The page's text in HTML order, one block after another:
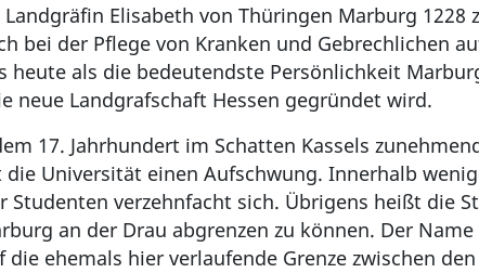
Elisabeth von Thüringen Marburg 1228
bei der Pflege von Kranken und Gebrechlichen
heute als die bedeutendste Persönlichkeit
neue Landgrafschaft Hessen gegründet wird.
17. Jahrhundert im Schatten Kassels
Universität einen Aufschwung. Innerhalb
Studenten verzehnfacht sich. Übrigens heißt die
an der Drau abgrenzen zu können. Der
ehemals hier verlaufende Grenze zwischen